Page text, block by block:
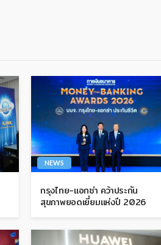
NEWS
กรุงไทย-แอกซ่า คว้าประกัน
สุขภาพยอดเยี่ยมแห่งปี 2026